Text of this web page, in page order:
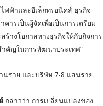
ฟฟ้าและอีเล็กทรอนิคส์ ธุรกิจ
ารเป็นผู้จัดเพื่อเป็นการเตรียม
างโอกาสทางธุรกิจให้กับกิจการ
ำคัญในการพัฒนาประเทศ”
นราย และบริษัท 7-8 แสนราย
กล่าวว่า การเปลี่ยนแปลงของ